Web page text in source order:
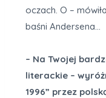
oczach. O –
baśni Andersena…
– Na Twojej
literackie –
1996” przez